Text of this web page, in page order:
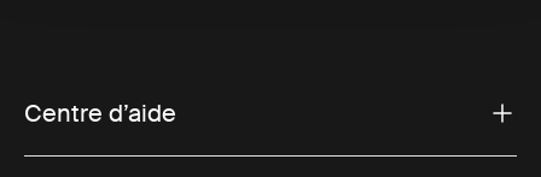
Centre d’aide